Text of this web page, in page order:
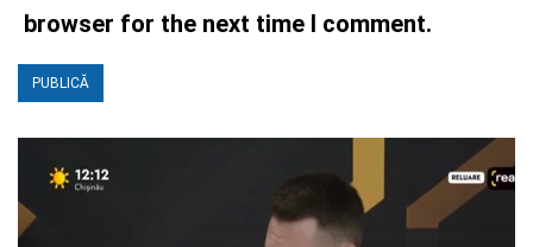
browser for the next time I comment.